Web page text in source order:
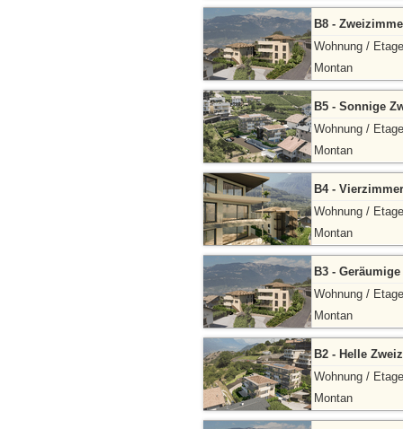
B8 -
Wohnung / Etage
Montan
B5 - Sonnige
Wohnung / Etage
Montan
B4 -
Wohnung / Etage
Montan
B3 -
Wohnung / Etage
Montan
B2 - Helle
Wohnung / Etage
Montan